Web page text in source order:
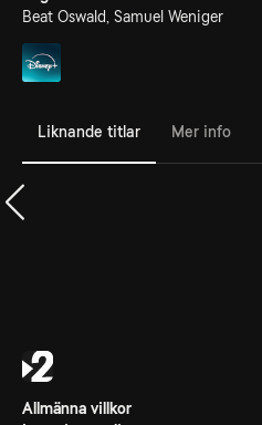
Beat Oswald, Samuel Weniger
Liknande titlar Mer info
Allmänna villkor